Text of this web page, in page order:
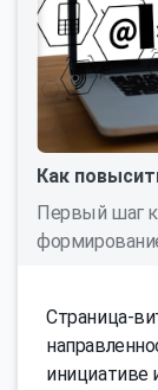
Как
Первый шаг
Страница-
инициативе